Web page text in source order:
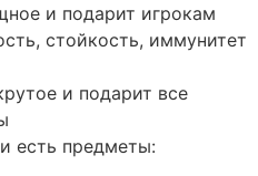
и подарит игрокам
стойкость, иммунитет
и подарит все
есть предметы: